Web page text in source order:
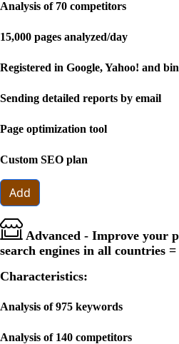
Analysis of 70 competitors
15,000 pages analyzed/day
Registered in Google, Yahoo! and
Sending detailed reports by email
Page optimization tool
Custom SEO plan
Add
Advanced - Improve your
search engines in all countries =
Characteristics:
Analysis of 975 keywords
Analysis of 140 competitors